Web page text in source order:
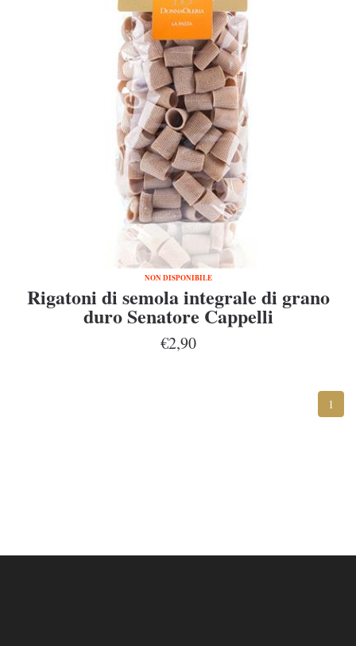
NON DISPONIBILE
Rigatoni di semola integrale di grano
duro Senatore Cappelli
€2,90
1